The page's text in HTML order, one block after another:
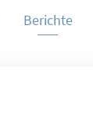
Berichte